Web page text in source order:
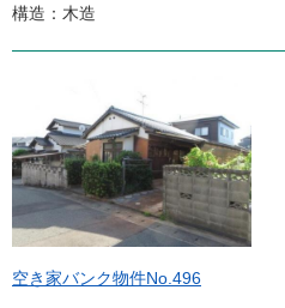
構造：木造
空き家バンク物件No.496